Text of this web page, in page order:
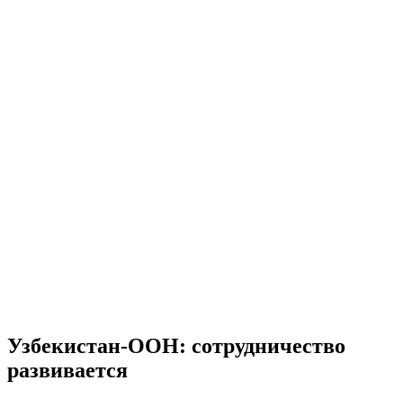
Узбекистан-ООН: сотрудничество
развивается